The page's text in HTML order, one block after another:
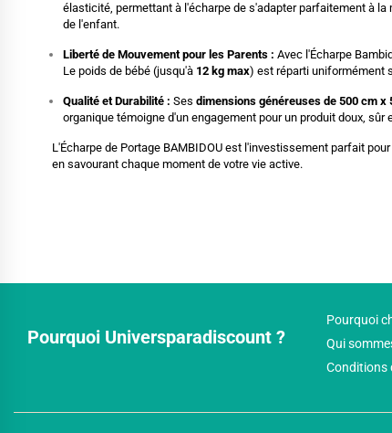
élasticité, permettant à l'écharpe de s'adapter parfaitement à
de l'enfant.
Liberté de Mouvement pour les Parents : Avec l'Écharpe
Le poids de bébé (jusqu'à 12 kg max) est réparti uniformément
Qualité et Durabilité : Ses dimensions généreuses de 500 cm x
organique témoigne d'un engagement pour un produit doux, sûr
L'Écharpe de Portage BAMBIDOU est l'investissement parfait
en savourant chaque moment de votre vie active.
Pourquoi Universparadiscount ?
Pourquoi
Qui
Conditions